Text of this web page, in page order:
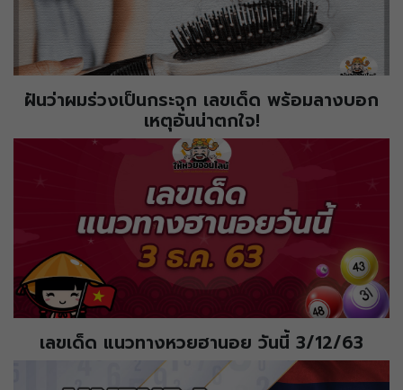
ฝันว่าผมร่วงเป็นกระจุก เลขเด็ด พร้อมลางบอก
เหตุอันน่าตกใจ!
เลขเด็ด แนวทางหวยฮานอย วันนี้ 3/12/63